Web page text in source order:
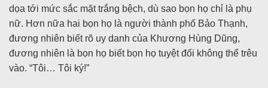
dọa tới mức sắc mặt trắng bệch, dù sao bọn họ chỉ là phụ
nữ. Hơn nữa hai bọn họ là người thành phố Bảo Thạnh,
đương nhiên biết rõ uy danh của Khương Hùng Dũng,
đương nhiên là bọn họ biết bọn họ tuyệt đối không thể trêu
vào. “Tôi… Tôi ký!”